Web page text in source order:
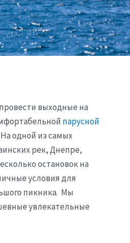
выходные на
парусной
На одной из самых
рек, Днепре,
остановок на
условия для
пикника. Мы
увлекательные